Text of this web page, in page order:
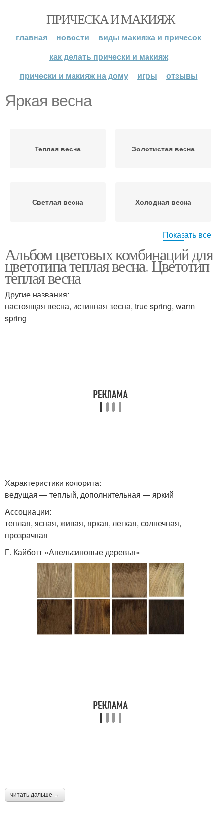
ПРИЧЕСКА И МАКИЯЖ
главная новости
виды макияжа и причесок
как делать прически и макияж
прически и макияж на дому
игры отзывы
Яркая весна
Теплая весна Золотистая весна
Светлая весна Холодная весна
Яркая осень Яркая зима
Показать все
Альбом цветовых комбинаций для
цветотипа теплая весна. Цветотип
теплая весна
Другие названия:
настоящая весна, истинная весна, true spring, warm
spring
Характеристики колорита:
ведущая — теплый, дополнительная — яркий
Ассоциации:
теплая, ясная, живая, яркая, легкая, солнечная,
прозрачная
Г. Кайботт «Апельсиновые деревья»
читать дальше →